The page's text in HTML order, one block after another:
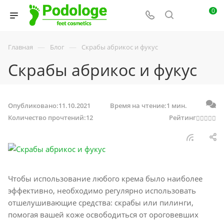
0
Главная — Блог — Скрабы абрикос и фукус
Скрабы абрикос и фукус
Опубликовано:11.10.2021 Время на чтение:1 мин.
Количество прочтений:12 Рейтинг
Чтобы использование любого крема было наиболее
эффективно, необходимо регулярно использовать
отшелушивающие средства: скрабы или пилинги,
помогая вашей коже освободиться от ороговевших